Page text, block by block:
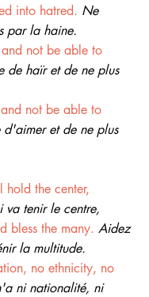
into hatred. Ne
par la haine.
not be able to
de haïr et de ne plus
not be able to
d'aimer et de ne plus
the center,
va tenir le centre,
bless the many. Aidez
la multitude.
no ethnicity, no
ni nationalité, ni